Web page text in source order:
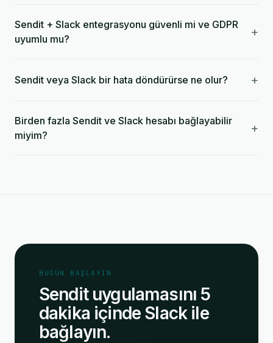
Sendit + Slack entegrasyonu güvenli mi ve GDPR
uyumlu mu?
+
Sendit veya Slack bir hata döndürürse ne olur? +
Birden fazla Sendit ve Slack hesabı bağlayabilir
miyim?
+
BUGÜN BAŞLAYIN
Sendit uygulamasını 5
dakika içinde Slack ile
bağlayın.